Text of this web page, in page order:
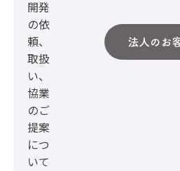
開発
の依
頼、
取扱
い、
協業
のご
提案
につ
いて
法人のお